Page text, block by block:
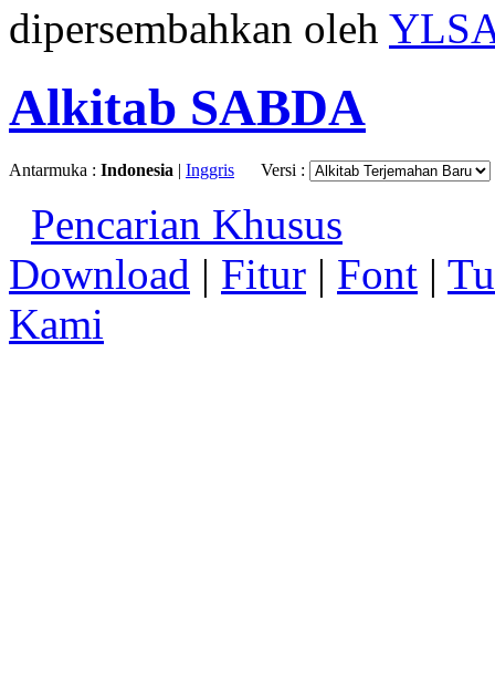
dipersembahkan oleh
Alkitab SABDA
Antarmuka : Indonesia | Inggris Versi :
Pencarian Khusus
Download | Fitur | Font |
Kami